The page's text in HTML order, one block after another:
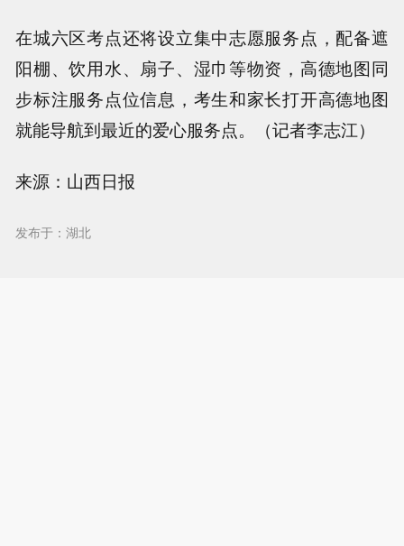
在城六区考点还将设立集中志愿服务点，配备遮
阳棚、饮用水、扇子、湿巾等物资，高德地图同
步标注服务点位信息，考生和家长打开高德地图
就能导航到最近的爱心服务点。（记者李志江）
来源：山西日报
发布于：湖北